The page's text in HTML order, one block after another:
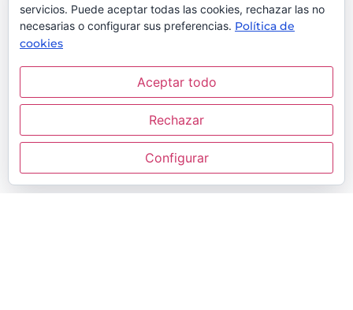
Cervezas Alhambra, en
colaboración con el
Granada, más cerca de albergar
el acelerador de partículas tras la
cesión de los terrenos al Ciemat
La ministra de Ciencia, Diana
Morant, y el presidente de
servicios. Puede aceptar todas las cookies, rechazar las no
necesarias o configurar sus preferencias. Política de
cookies
Aceptar todo
Rechazar
Configurar